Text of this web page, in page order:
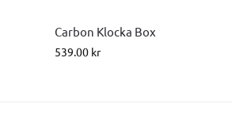
Carbon Klocka Box
539.00 kr